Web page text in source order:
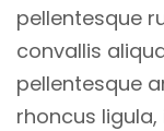
pellentesque
convallis
pellentesque
rhoncus